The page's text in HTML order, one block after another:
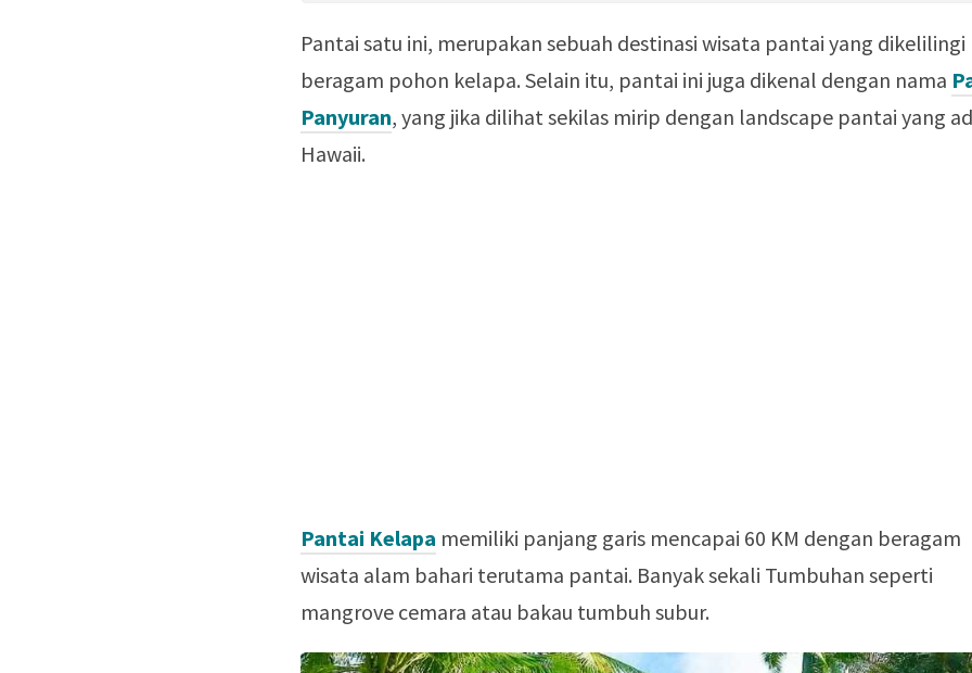
Pantai satu ini, merupakan sebuah destinasi wisata pantai yang dikelilingi
beragam pohon kelapa. Selain itu, pantai ini juga dikenal dengan nama
Panyuran, yang jika dilihat sekilas mirip dengan landscape pantai yang
Hawaii.
Pantai Kelapa memiliki panjang garis mencapai 60 KM dengan beragam
wisata alam bahari terutama pantai. Banyak sekali Tumbuhan seperti
mangrove cemara atau bakau tumbuh subur.